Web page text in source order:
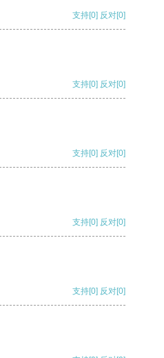
支持[0] 反对[0]
支持[0] 反对[0]
支持[0] 反对[0]
支持[0] 反对[0]
支持[0] 反对[0]